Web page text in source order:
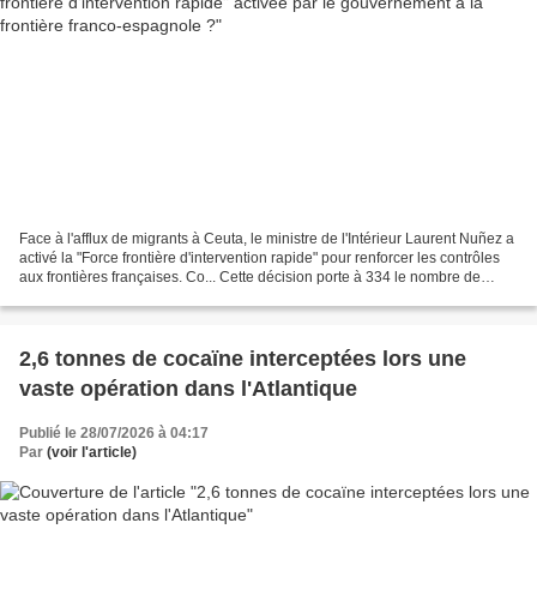
Face à l'afflux de migrants à Ceuta, le ministre de l'Intérieur Laurent Nuñez a
activé la "Force frontière d'intervention rapide" pour renforcer les contrôles
aux frontières françaises. Co... Cette décision porte à 334 le nombre de
2,6 tonnes de cocaïne interceptées lors une
vaste opération dans l'Atlantique
Publié le 28/07/2026 à 04:17
Par (voir l'article)